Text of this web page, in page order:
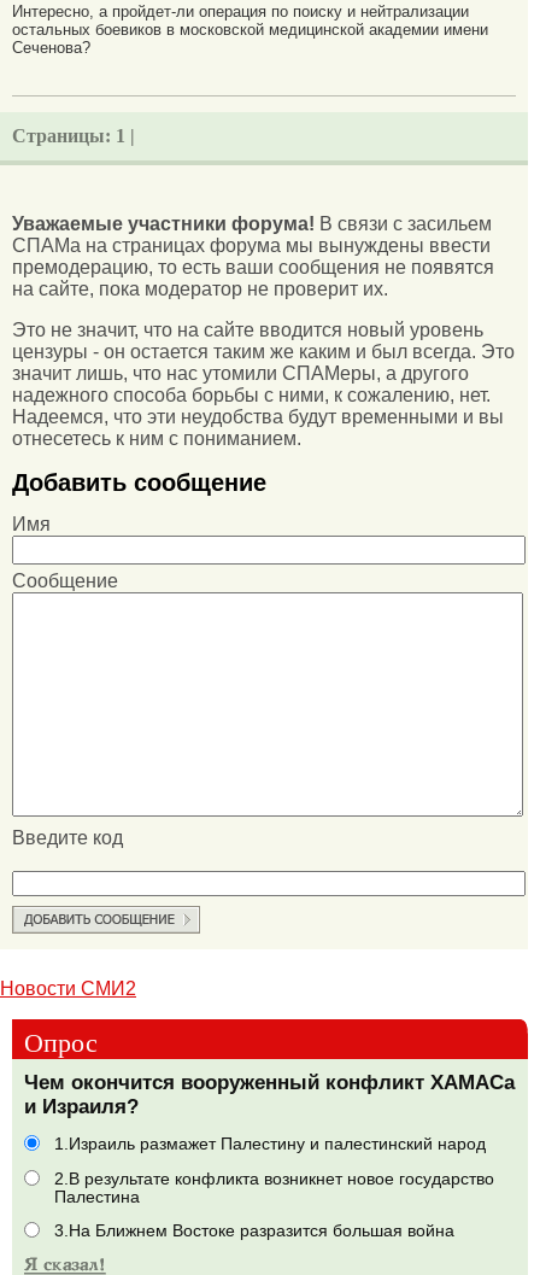
Интересно, а пройдет-ли операция по поиску и нейтрализации
остальных боевиков в московской медицинской академии имени
Сеченова?
Страницы: 1 |
Уважаемые участники форума! В связи с засильем
СПАМа на страницах форума мы вынуждены ввести
премодерацию, то есть ваши сообщения не появятся
на сайте, пока модератор не проверит их.
Это не значит, что на сайте вводится новый уровень
цензуры - он остается таким же каким и был всегда. Это
значит лишь, что нас утомили СПАМеры, а другого
надежного способа борьбы с ними, к сожалению, нет.
Надеемся, что эти неудобства будут временными и вы
отнесетесь к ним с пониманием.
Добавить сообщение
Имя
Сообщение
Введите код
Новости СМИ2
Опрос
Чем окончится вооруженный конфликт ХАМАСа
и Израиля?
1.Израиль размажет Палестину и палестинский народ
2.В результате конфликта возникнет новое государство
Палестина
3.На Ближнем Востоке разразится большая война